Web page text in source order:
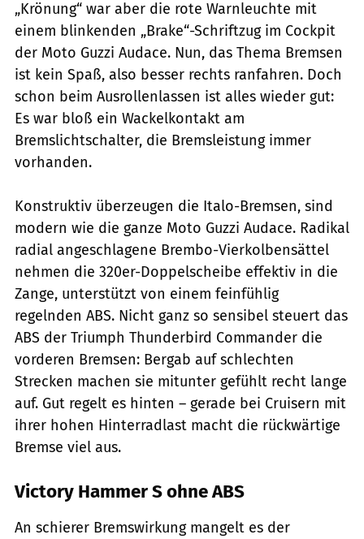
„Krönung“ war aber die rote Warnleuchte mit
einem blinkenden „Brake“-Schriftzug im Cockpit
der Moto Guzzi Audace. Nun, das Thema Bremsen
ist kein Spaß, also besser rechts ranfahren. Doch
schon beim Ausrollenlassen ist alles wieder gut:
Es war bloß ein Wackelkontakt am
Bremslichtschalter, die Bremsleistung immer
vorhanden.
Konstruktiv überzeugen die Italo-Bremsen, sind
modern wie die ganze Moto Guzzi Audace. Radikal
radial angeschlagene Brembo-Vierkolbensättel
nehmen die 320er-Doppelscheibe effektiv in die
Zange, unterstützt von einem feinfühlig
regelnden ABS. Nicht ganz so sensibel steuert das
ABS der Triumph Thunderbird Commander die
vorderen Bremsen: Bergab auf schlechten
Strecken machen sie mitunter gefühlt recht lange
auf. Gut regelt es hinten – gerade bei Cruisern mit
ihrer hohen Hinterradlast macht die rückwärtige
Bremse viel aus.
Victory Hammer S ohne ABS
An schierer Bremswirkung mangelt es der